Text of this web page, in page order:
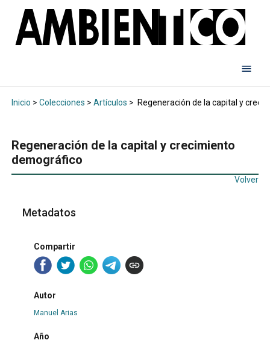
Inicio > Colecciones > Artículos > Regeneración de la capital y
Regeneración de la capital y crecimiento
demográfico
Volver
Metadatos
Compartir
Autor
Manuel Arias
Año